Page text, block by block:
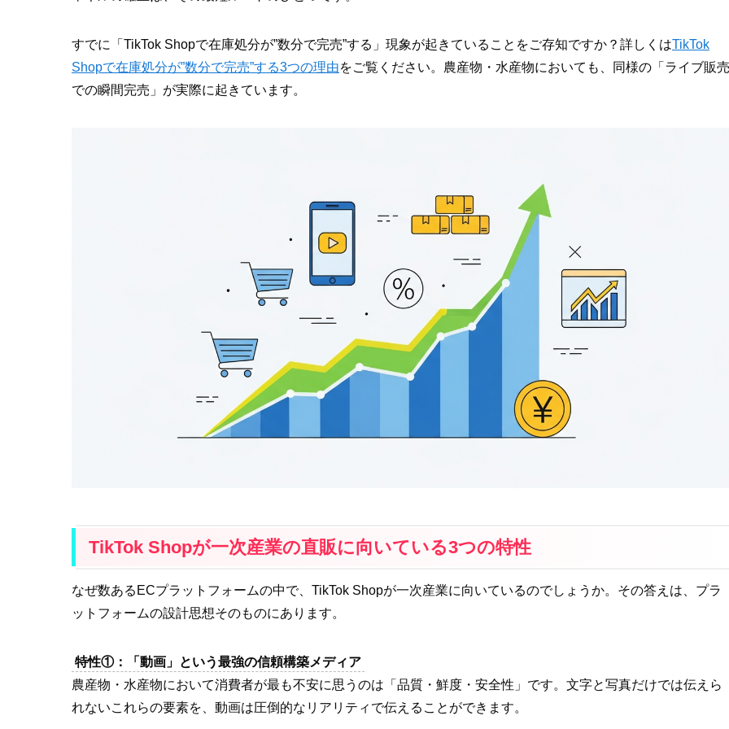
すでに「TikTok Shopで在庫処分が”数分で完売”する」現象が起きていることをご存知ですか？詳しくはTikTok
Shopで在庫処分が”数分で完売”する3つの理由をご覧ください。農産物・水産物においても、同様の「ライブ販売
での瞬間完売」が実際に起きています。
TikTok Shopが一次産業の直販に向いている3つの特性
なぜ数あるECプラットフォームの中で、TikTok Shopが一次産業に向いているのでしょうか。その答えは、プラ
ットフォームの設計思想そのものにあります。
特性①：「動画」という最強の信頼構築メディア
農産物・水産物において消費者が最も不安に思うのは「品質・鮮度・安全性」です。文字と写真だけでは伝えら
れないこれらの要素を、動画は圧倒的なリアリティで伝えることができます。